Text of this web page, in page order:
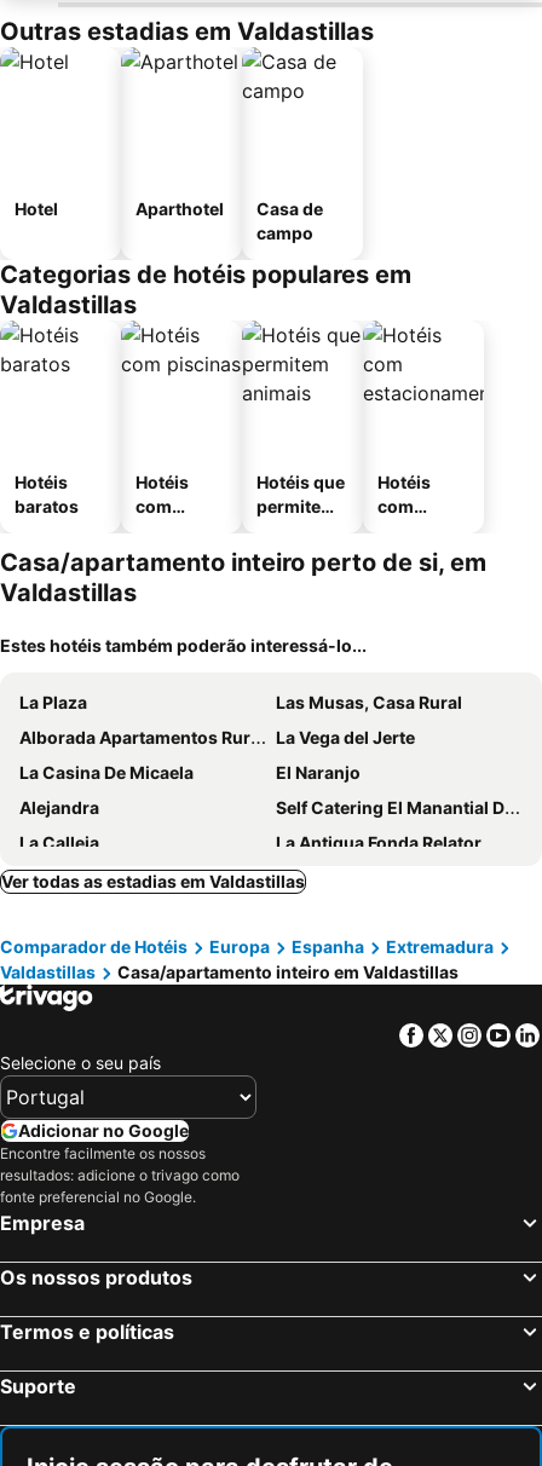
Outras estadias em Valdastillas
Hotel Aparthotel
Casa de
campo
Categorias de hotéis populares em
Valdastillas
Hotéis
baratos
Hotéis
com
Hotéis que
permitem
Hotéis
com
mento
Casa/apartamento inteiro perto de si, em
Valdastillas
Estes hotéis também poderão interessá-lo...
La Plaza
Las Musas, Casa Rural
Alborada Apartamentos Rurales
La Vega del Jerte
La Casina De Micaela
El Naranjo
Alejandra
Self Catering El Manantial Del Fresno For 4 People
La Calleja
La Antigua Fonda Relator
Ático Vista La Sierra
Ver todas as estadias em Valdastillas
Comparador de Hotéis Europa Espanha
Extremadura
Valdastillas
Casa/apartamento inteiro em Valdastillas
Facebook
Twitter
Selecione o seu país
Adicionar no Google
Encontre facilmente os nossos
resultados: adicione o trivago como
fonte preferencial no Google.
Empresa
Os nossos produtos
Termos e políticas
Suporte